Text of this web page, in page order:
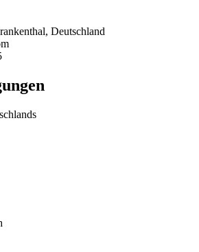
Deutschland